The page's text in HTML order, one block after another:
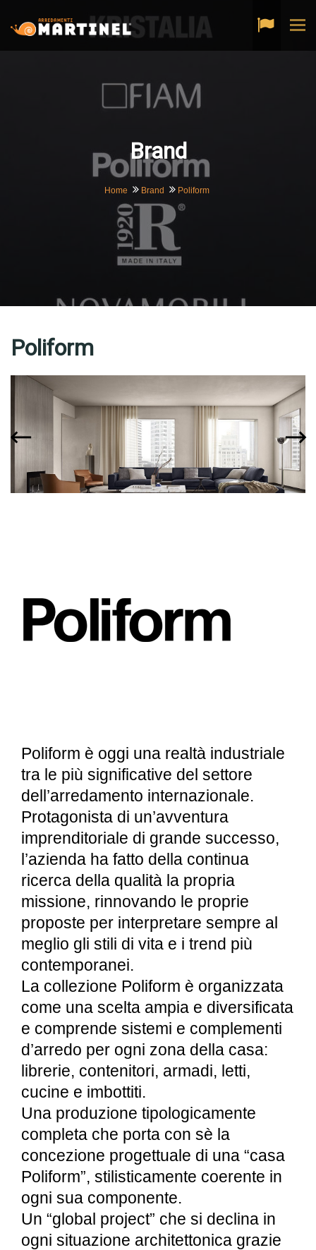
Brand
Home Brand Poliform
Poliform
Poliform è oggi una realtà industriale
tra le più significative del settore
dell’arredamento internazionale.
Protagonista di un’avventura
imprenditoriale di grande successo,
l’azienda ha fatto della continua
ricerca della qualità la propria
missione, rinnovando le proprie
proposte per interpretare sempre al
meglio gli stili di vita e i trend più
contemporanei.
La collezione Poliform è organizzata
come una scelta ampia e diversificata
e comprende sistemi e complementi
d’arredo per ogni zona della casa:
librerie, contenitori, armadi, letti,
cucine e imbottiti.
Una produzione tipologicamente
completa che porta con sè la
concezione progettuale di una “casa
Poliform”, stilisticamente coerente in
ogni sua componente.
Un “global project” che si declina in
ogni situazione architettonica grazie